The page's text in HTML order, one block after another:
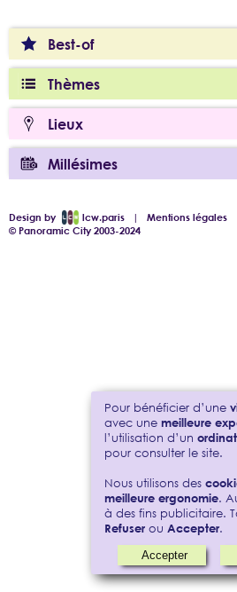
Best-of
Thèmes
Lieux
Millésimes
Design by lcw.paris |Mentions légales
© Panoramic City 2003-2024
Pour bénéficier d’une
avec une meilleure
l’utilisation d’un
pour consulter le site.
Nous utilisons des
meilleure ergonomie.
à des fins publicitaire.
Refuserou Accepter.